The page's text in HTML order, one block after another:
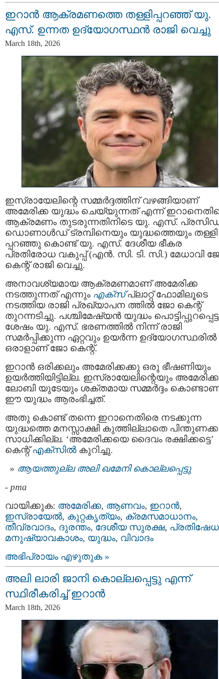
ഇറാന്‍ ആക്രമണത്തെ തള്ളിപ്പറഞ്ഞ് യു.
എസ്. ഉന്നത ഉദ്യോഗസ്ഥൻ രാജി വെച്ചു
March 18th, 2026
ഇസ്രായേലിന്റെ സമ്മർദ്ദത്തിന് വഴങ്ങിയാണ്
അമേരിക്ക യുദ്ധം ചെയ്യുന്നത് എന്ന്
ആക്രമണം തുടരുന്നതിനിടെ യു. എസ്.
ഡൊണാള്‍ഡ് ട്രമ്പിനെയും യുദ്ധത്തെയും തള്ളി
പ്പറഞ്ഞു കൊണ്ട് യു. എസ്. ദേശീയ ഭീകര
പ്രതിരോധ വകുപ്പ് (എന്‍. സി. ടി. സി.) മേധാവി
കെന്റ് രാജി വെച്ചു.
അനാവശ്യമായ ആക്രമണമാണ് അമേരിക്ക
നടത്തുന്നത് എന്നും എക്‌സ് പ്ലാറ്റ്‌ ഫോമിലൂടെ
നടത്തിയ രാജി പ്രഖ്യാപന ത്തില്‍ ജോ കെന്റ്
തുറന്നടിച്ചു. പശ്ചിമേഷ്യന്‍ യുദ്ധം പൊട്ടിപ്പുറപ്പെട്ട
ശേഷം യു. എസ്. ഭരണത്തില്‍ നിന്ന് രാജി
സമര്‍പ്പിക്കുന്ന ഏറ്റവും ഉയര്‍ന്ന ഉദ്യോഗസ്ഥരില്‍
ഒരാളാണ് ജോ കെന്റ്.
ഇറാന്‍ ഒരിക്കലും അമേരിക്കക്കു ഒരു ഭീഷണിയും
ഉയര്‍ത്തിയിട്ടില്ല. ഇസ്രായേലിന്റെയും
ലോബി യുടേയും ശക്തമായ സമ്മർദ്ദം
ഈ യുദ്ധം ആരംഭിച്ചത്.
അതു കൊണ്ട് തന്നെ ഇറാനെതിരെ നടക്കുന്ന
യുദ്ധത്തെ മനസ്സാക്ഷി കുത്തില്ലാതെ
സാധിക്കില്ല. ‘അമേരിക്കയെ ദൈവം രക്ഷിക്കട്ടെ’
കെന്റ്എക്സിൽ കുറിച്ചു.
ആയത്തുല്ല അലി ഖമേനി കൊല്ലപ്പെട്ടു
- pma
വായിക്കുക: അമേരിക്ക, ആണവം, ഇറാന്‍,
ഇസ്രായേല്‍, കുറ്റകൃത്യം, ക്രമസമാധാനം,
തീവ്രവാദം, ദുരന്തം, ദേശീയ സുരക്ഷ,
മനുഷ്യാവകാശം, യുദ്ധം, വിവാദം
അഭിപ്രായം എഴുതുക »
അലി ലാരി ജാനി കൊല്ലപ്പെട്ടു എന്ന്
സ്ഥിരീകരിച്ച് ഇറാൻ
March 18th, 2026